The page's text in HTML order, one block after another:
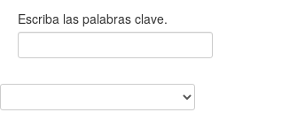
Escriba las palabras clave.